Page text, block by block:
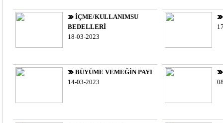
İÇME/KULLANIMSU
BEDELLERİ
18-03-2023
BÜYÜME VEMEĞİN PAYI
14-03-2023